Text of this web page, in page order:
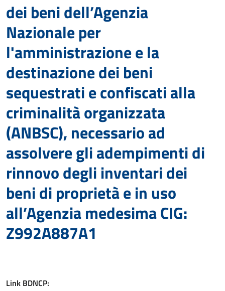
dei beni dell’Agenzia
Nazionale per
l'amministrazione e la
destinazione dei beni
sequestrati e confiscati alla
criminalità organizzata
(ANBSC), necessario ad
assolvere gli adempimenti di
rinnovo degli inventari dei
beni di proprietà e in uso
all’Agenzia medesima CIG:
Z992A887A1
Link BDNCP: